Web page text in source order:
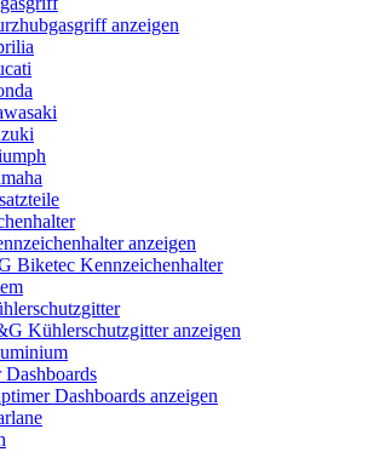
anzeigen
anzeigen
Biketec Kennzeichenhalter
Kühlerschutzgitter anzeigen
Dashboards anzeigen